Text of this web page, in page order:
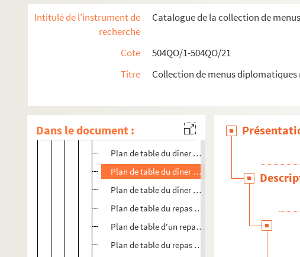
Intitulé de l'instrument de
recherche
Catalogue de la collection de
Cote
504QO/1-504QO/21
Titre
Collection de menus diplomatiques
Dans le document :
Plan de table du repas offert le 16 septembre 1907
Plan de table du déjeuner offert le 14 novembre
Plan de table d'un dîner parlementaire offert en
Plan de table du dîner offert le 14 mars 1908 en
Plan de table du déjeuner offert le 14 juillet 1908
Plan de table du repas offert le 27 octobre 1908 au
Plan de table du dîner parlementaire offert le 11
Plan de table du dîner offert le 25 février 1909 en
Plan de table du dîner offert le 26 juin 1909 à
Plan de table du repas offert le 14 juillet 1909
Plan de table d'un repas offert le 7 septembre 1909
Plan de table du repas offert le 5 novembre 1909 en